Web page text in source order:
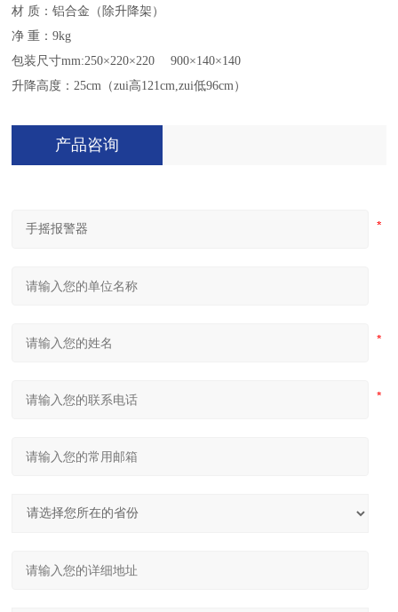
材 质：铝合金（除升降架）
净 重：9kg
包装尺寸mm:250×220×220 900×140×140
升降高度：25cm（zui高121cm,zui低96cm）
产品咨询